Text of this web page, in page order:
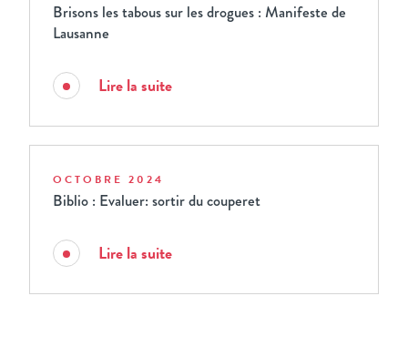
Brisons les tabous sur les drogues : Manifeste de
Lausanne
Lire la suite
OCTOBRE 2024
Biblio : Evaluer: sortir du couperet
Lire la suite